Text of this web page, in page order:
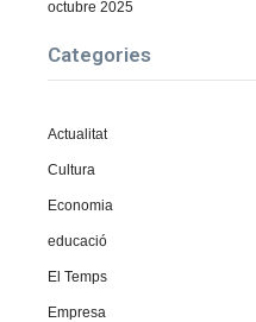
octubre 2025
Categories
Actualitat
Cultura
Economia
educació
El Temps
Empresa